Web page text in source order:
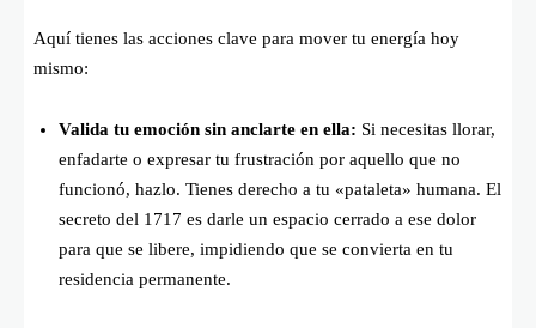
Aquí tienes las acciones clave para mover tu energía hoy
mismo:
Valida tu emoción sin anclarte en ella: Si necesitas llorar,
enfadarte o expresar tu frustración por aquello que no
funcionó, hazlo. Tienes derecho a tu «pataleta» humana. El
secreto del 1717 es darle un espacio cerrado a ese dolor
para que se libere, impidiendo que se convierta en tu
residencia permanente.